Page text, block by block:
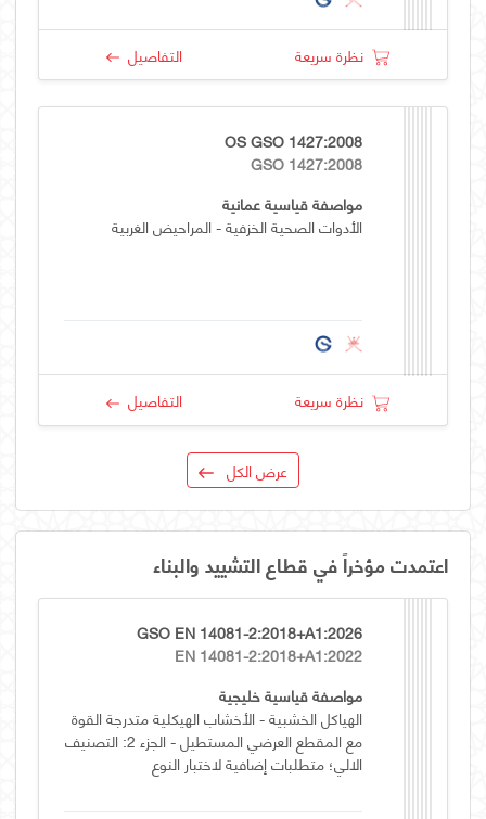
نظرة سريعة التفاصيل
OS GSO 1427:2008
GSO 1427:2008
مواصفة قياسية عمانية
الأدوات الصحية الخزفية - المراحيض الغربية
نظرة سريعة التفاصيل
عرض الكل
اعتمدت مؤخراً في قطاع التشييد والبناء
GSO EN 14081-2:2018+A1:2026
EN 14081-2:2018+A1:2022
مواصفة قياسية خليجية
الهياكل الخشبية - الأخشاب الهيكلية متدرجة القوة
مع المقطع العرضي المستطيل - الجزء 2: التصنيف
الالي؛ متطلبات إضافية لاختبار النوع